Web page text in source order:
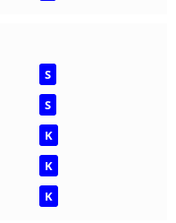
S
S
K
K
K